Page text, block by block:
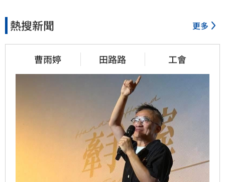
熱搜新聞 更多
曹雨婷 田路路 工會